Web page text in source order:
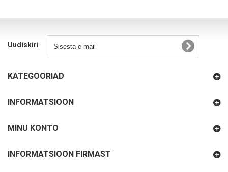
Uudiskiri
KATEGOORIAD
INFORMATSIOON
MINU KONTO
INFORMATSIOON FIRMAST